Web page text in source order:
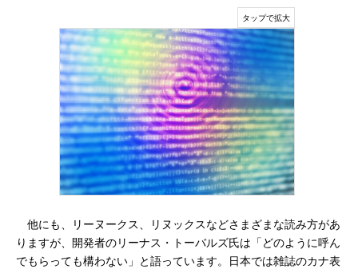
他にも、リーヌークス、リヌックスなどさまざまな読み方があ
りますが、開発者のリーナス・トーバルズ氏は「どのように呼ん
でもらっても構わない」と語っています。日本では雑誌のカナ表